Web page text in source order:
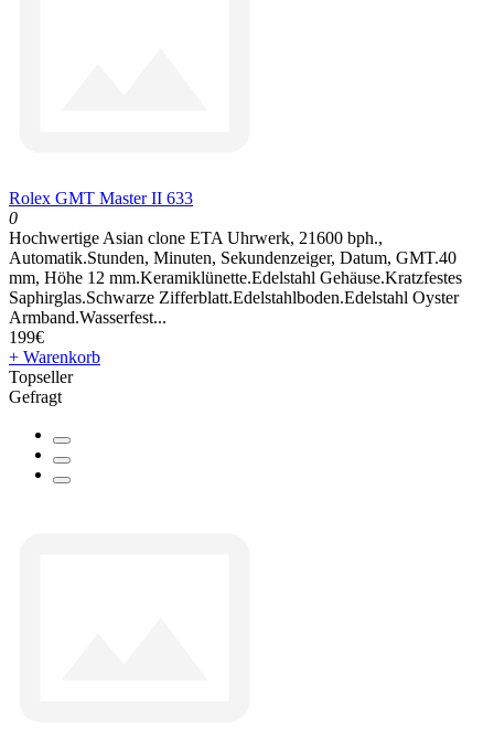
Rolex GMT Master II 633
0
Hochwertige Asian clone ETA Uhrwerk, 21600 bph.,
Automatik.Stunden, Minuten, Sekundenzeiger, Datum, GMT.40
mm, Höhe 12 mm.Keramiklünette.Edelstahl Gehäuse.Kratzfestes
Saphirglas.Schwarze Zifferblatt.Edelstahlboden.Edelstahl Oyster
Armband.Wasserfest...
199€
+ Warenkorb
Topseller
Gefragt